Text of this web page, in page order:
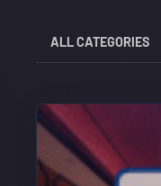
ALL CATEGORIES